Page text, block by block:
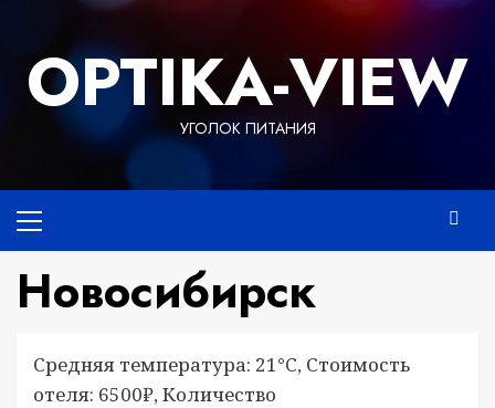
содержимому
OPTIKA-VIEW
УГОЛОК ПИТАНИЯ
меню
Новосибирск
Средняя температура: 21°C, Стоимость
отеля: 6500₽, Количество